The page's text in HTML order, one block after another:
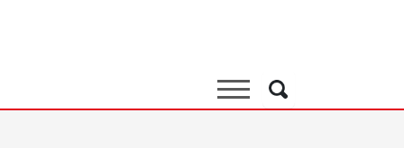
Suche
Suche